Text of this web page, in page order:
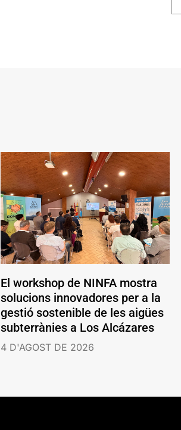
El workshop de NINFA mostra
solucions innovadores per a la
gestió sostenible de les aigües
subterrànies a Los Alcázares
4 D'AGOST DE 2026